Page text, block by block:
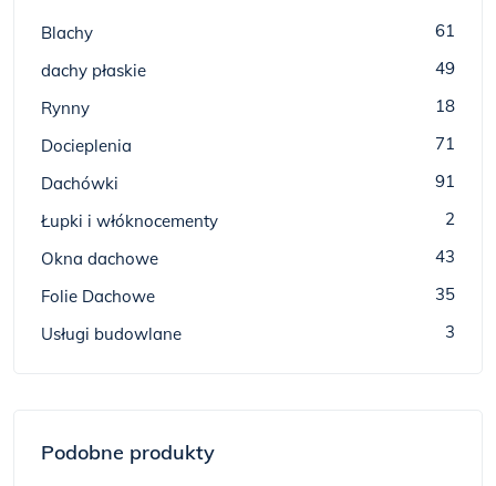
Blachy
61
dachy płaskie
49
Rynny
18
Docieplenia
71
Dachówki
91
Łupki i włóknocementy
2
Okna dachowe
43
Folie Dachowe
35
Usługi budowlane
3
Podobne produkty